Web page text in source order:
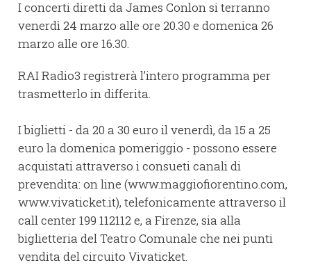
I concerti diretti da James Conlon si terranno
venerdì 24 marzo alle ore 20.30 e domenica 26
marzo alle ore 16.30.
RAI Radio3 registrerà l’intero programma per
trasmetterlo in differita.
I biglietti - da 20 a 30 euro il venerdì, da 15 a 25
euro la domenica pomeriggio - possono essere
acquistati attraverso i consueti canali di
prevendita: on line (www.maggiofiorentino.com,
www.vivaticket.it), telefonicamente attraverso il
call center 199 112112 e, a Firenze, sia alla
biglietteria del Teatro Comunale che nei punti
vendita del circuito Vivaticket.